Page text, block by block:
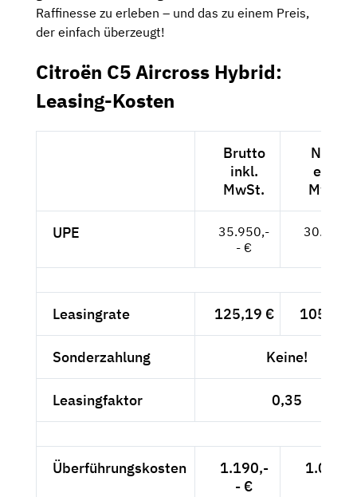
Raffinesse zu erleben – und das zu einem Preis,
der einfach überzeugt!
Citroën C5 Aircross Hybrid:
Leasing-Kosten
Brutto
inkl.
MwSt.
Netto
exkl.
MwSt.
UPE
35.950,-
- €
30.210,-
Leasingrate 125,19 € 105,20
Sonderzahlung Keine!
Leasingfaktor 0,35
Überführungskosten
1.190,-
- €
1.000,-